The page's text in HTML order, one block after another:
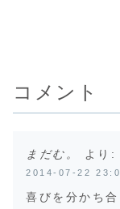
とを考えながら眠
りにつきました。
コメント
まだむ。 より:
2014-07-22
喜びを分かち